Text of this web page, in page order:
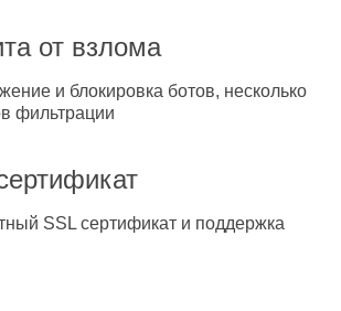
от взлома
и блокировка ботов, несколько
фильтрации
SSL сертификат и поддержка